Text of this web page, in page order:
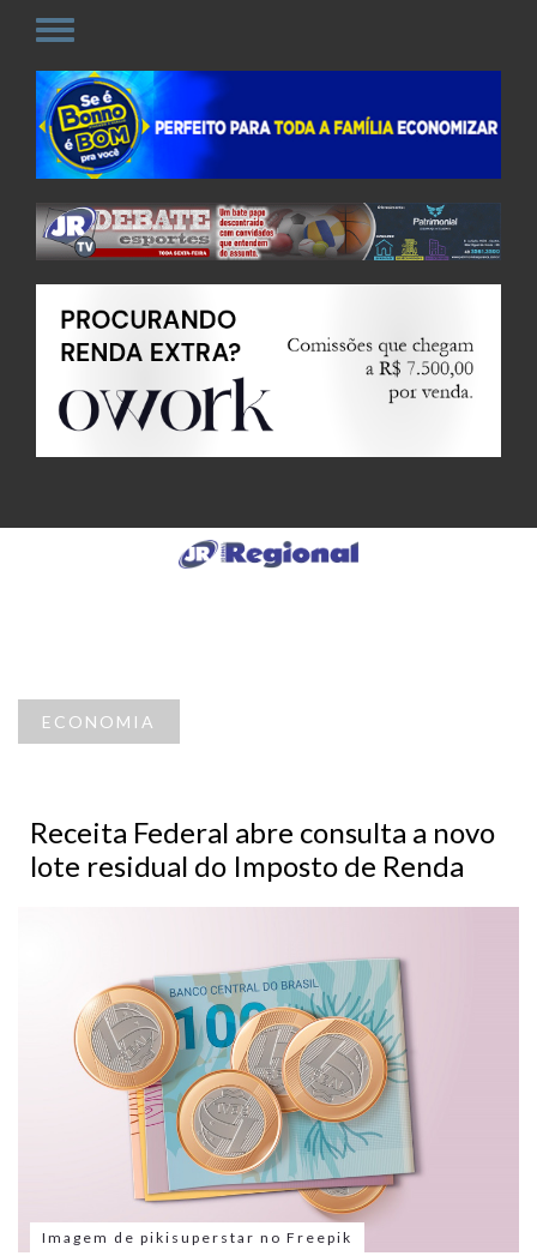
ECONOMIA
Receita Federal abre consulta a novo
lote residual do Imposto de Renda
Imagem de pikisuperstar no Freepik